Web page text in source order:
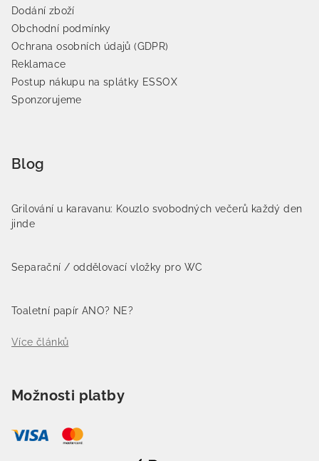
Dodání zboží
Obchodní podmínky
Ochrana osobních údajů (GDPR)
Reklamace
Postup nákupu na splátky ESSOX
Sponzorujeme
Blog
Grilování u karavanu: Kouzlo svobodných večerů každý den
jinde
Separační / oddělovací vložky pro WC
Toaletní papír ANO? NE?
Více článků
Možnosti platby